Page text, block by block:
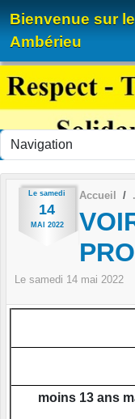
Bienvenue sur
Ambérieu
Le samedi
14
MAI 2022
Accueil
Le samedi 14 mai 2022
moins 13 ans